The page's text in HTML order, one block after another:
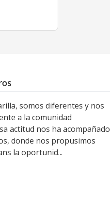
somos diferentes y nos
a la comunidad
actitud nos ha acompañado
donde nos propusimos
la oportunid...